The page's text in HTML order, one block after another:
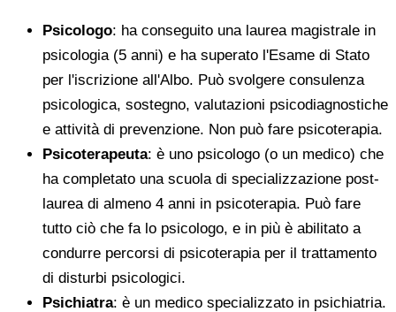
Psicologo: ha conseguito una laurea magistrale in
psicologia (5 anni) e ha superato l'Esame di Stato
per l'iscrizione all'Albo. Può svolgere consulenza
psicologica, sostegno, valutazioni psicodiagnostiche
e attività di prevenzione. Non può fare psicoterapia.
Psicoterapeuta: è uno psicologo (o un medico) che
ha completato una scuola di specializzazione post-
laurea di almeno 4 anni in psicoterapia. Può fare
tutto ciò che fa lo psicologo, e in più è abilitato a
condurre percorsi di psicoterapia per il trattamento
di disturbi psicologici.
Psichiatra: è un medico specializzato in psichiatria.